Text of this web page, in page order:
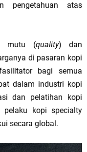
pengetahuan atas
mutu (quality) dan
di pasaran kopi
bagi semua
dalam industri kopi
dan pelatihan kopi
pelaku kopi specialty
secara global.